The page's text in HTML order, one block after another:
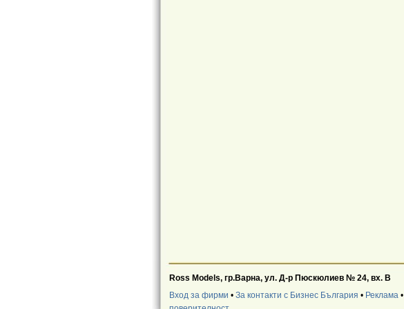
Ross Models, гр.Варна, ул. Д-р Пюскюлиев № 24, вх. В
Вход за фирми • За контакти с Бизнес България • Реклама•